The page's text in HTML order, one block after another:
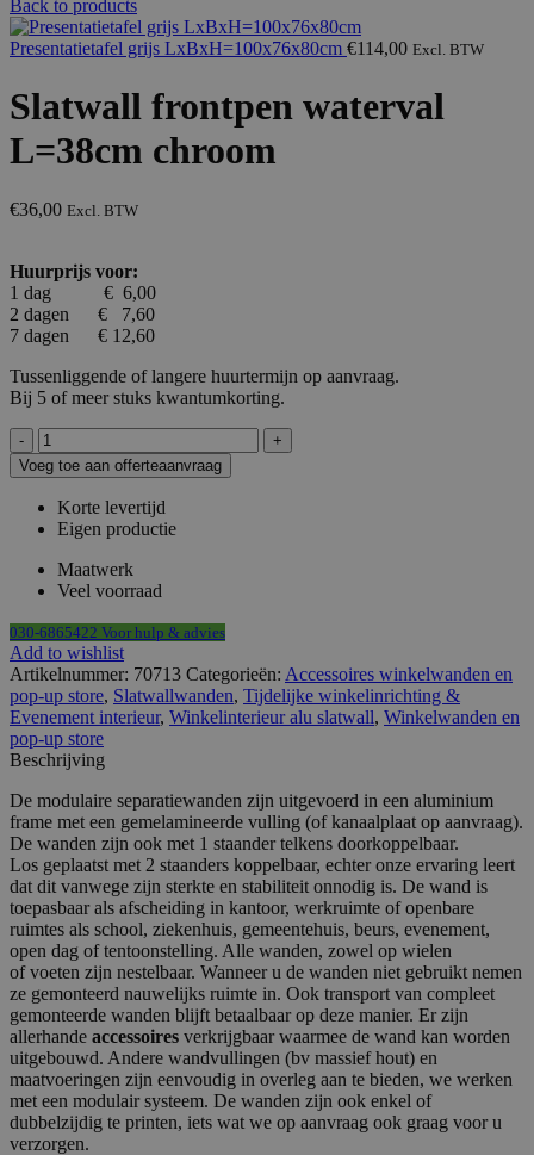
Back to products
Presentatietafel grijs LxBxH=100x76x80cm €114,00 Excl. BTW
Slatwall frontpen waterval
L=38cm chroom
€36,00 Excl. BTW
Huurprijs voor:
1 dag € 6,00
2 dagen € 7,60
7 dagen € 12,60
Tussenliggende of langere huurtermijn op aanvraag.
Bij 5 of meer stuks kwantumkorting.
Slatwall
frontpen
waterval
L=38cm
chroom
aantal
Voeg toe aan offerteaanvraag
Korte levertijd
Eigen productie
Maatwerk
Veel voorraad
030-6865422 Voor hulp & advies
Add to wishlist
Artikelnummer: 70713 Categorieën: Accessoires winkelwanden en
pop-up store, Slatwallwanden, Tijdelijke winkelinrichting &
Evenement interieur, Winkelinterieur alu slatwall, Winkelwanden en
pop-up store
Beschrijving
De modulaire separatiewanden zijn uitgevoerd in een aluminium
frame met een gemelamineerde vulling (of kanaalplaat op aanvraag).
De wanden zijn ook met 1 staander telkens doorkoppelbaar.
Los geplaatst met 2 staanders koppelbaar, echter onze ervaring leert
dat dit vanwege zijn sterkte en stabiliteit onnodig is. De wand is
toepasbaar als afscheiding in kantoor, werkruimte of openbare
ruimtes als school, ziekenhuis, gemeentehuis, beurs, evenement,
open dag of tentoonstelling. Alle wanden, zowel op wielen
of voeten zijn nestelbaar. Wanneer u de wanden niet gebruikt nemen
ze gemonteerd nauwelijks ruimte in. Ook transport van compleet
gemonteerde wanden blijft betaalbaar op deze manier. Er zijn
allerhande accessoires verkrijgbaar waarmee de wand kan worden
uitgebouwd. Andere wandvullingen (bv massief hout) en
maatvoeringen zijn eenvoudig in overleg aan te bieden, we werken
met een modulair systeem. De wanden zijn ook enkel of
dubbelzijdig te printen, iets wat we op aanvraag ook graag voor u
verzorgen.